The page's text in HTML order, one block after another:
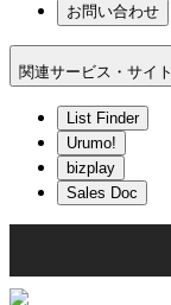
お問い合わせ
関連サービス・サイト
List Finder
Urumo!
bizplay
Sales Doc